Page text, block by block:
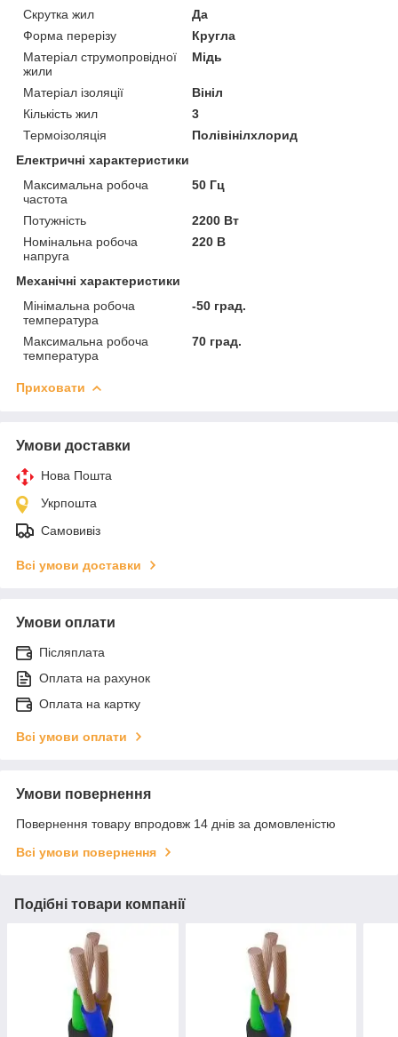
Скрутка жил
Да
Форма перерізу
Кругла
Матеріал струмопровідної
жили
Мідь
Матеріал ізоляції
Вініл
Кількість жил
3
Термоізоляція
Полівінілхлорид
Електричні характеристики
Максимальна робоча
частота
50 Гц
Потужність
2200 Вт
Номінальна робоча
напруга
220 В
Механічні характеристики
Мінімальна робоча
температура
-50 град.
Максимальна робоча
температура
70 град.
Приховати
Умови доставки
Нова Пошта
Укрпошта
Самовивіз
Всі умови доставки
Умови оплати
Післяплата
Оплата на рахунок
Оплата на картку
Всі умови оплати
Умови повернення
Повернення товару впродовж 14 днів за домовленістю
Всі умови повернення
Подібні товари компанії